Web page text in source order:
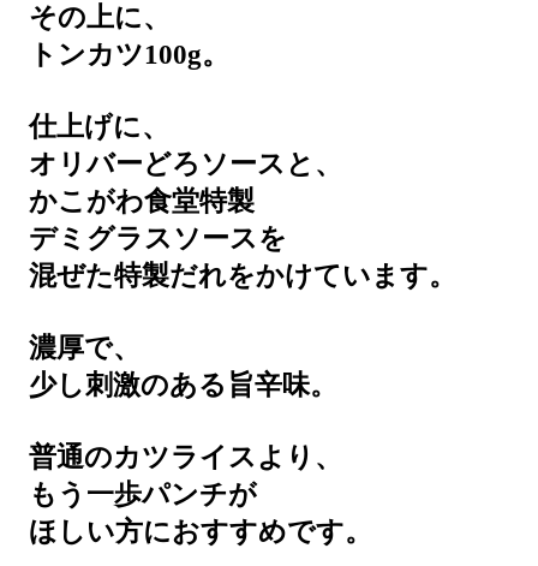
その上に、
トンカツ100g。
仕上げに、
オリバーどろソースと、
かこがわ食堂特製
デミグラスソースを
混ぜた特製だれをかけています。
濃厚で、
少し刺激のある旨辛味。
普通のカツライスより、
もう一歩パンチが
ほしい方におすすめです。